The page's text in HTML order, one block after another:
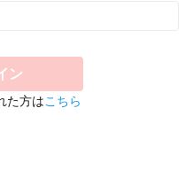
ン
た方はこちら